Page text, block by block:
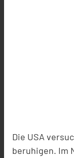
Die USA
beruhigen. Im